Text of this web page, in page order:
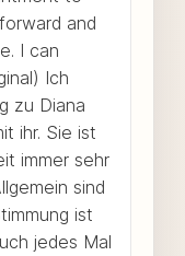
and
I can
Ich
zu Diana
ihr. Sie ist
immer sehr
sind
ist
jedes Mal